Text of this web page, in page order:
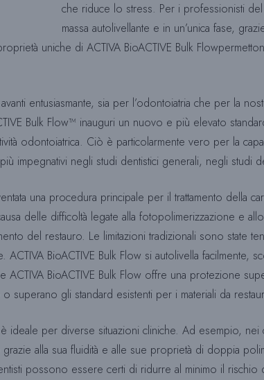
che riduce lo stress. Per i professionisti
massa autolivellante e in un’unica fase,
uniche di ACTIVA BioACTIVE Bulk
entusiasmante, sia per l’odontoiatria che per la
Bulk Flow™ inauguri un nuovo e più elevato
odontoiatrica. Ciò è particolarmente vero per la
impegnativi negli studi dentistici generali, negli studi
una procedura principale per il trattamento della
delle difficoltà legate alla fotopolimerizzazione e
del restauro. Le limitazioni tradizionali sono state
BioACTIVE Bulk Flow si autolivella
ACTIVA BioACTIVE Bulk Flow offre una protezione
superano gli standard esistenti per i materiali da
è ideale per diverse situazioni cliniche. Ad esempio,
grazie alla sua fluidità e alle sue proprietà di doppia
possono essere certi di ridurre al minimo il